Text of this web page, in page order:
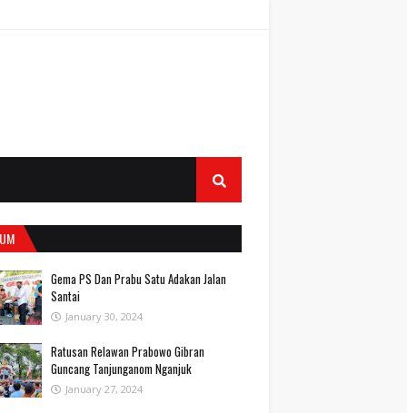
Gema PS Dan Prabu Satu Adakan Jalan
Santai
January 30, 2024
Ratusan Relawan Prabowo Gibran
Guncang Tanjunganom Nganjuk
January 27, 2024